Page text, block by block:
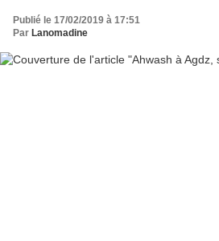
Publié le 17/02/2019 à 17:51
Par Lanomadine